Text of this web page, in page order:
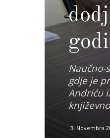
Naučno-
gdje je
Andriću
3. Novembra